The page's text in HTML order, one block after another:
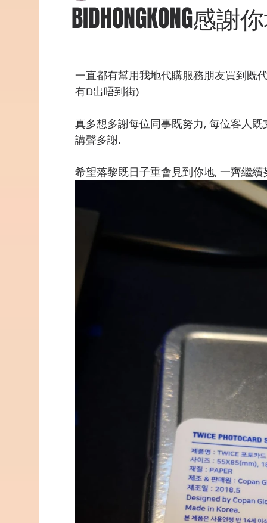
BIDHONGKONG感
一直都有幫用我地代購服務朋友買到既
有D出唔到街)
真多想多謝每位同事既努力, 每位客人
講聲多謝.
希望落黎既日子重會見到你地, 一齊繼續